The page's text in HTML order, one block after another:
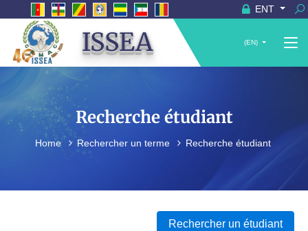
ENT
ISSEA (EN)
Recherche étudiant
Home Rechercher un terme Recherche étudiant
Rechercher un étudiant